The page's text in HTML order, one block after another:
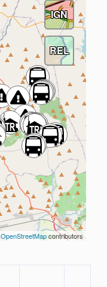
OpenStreetMapcontributors
IGN
REL